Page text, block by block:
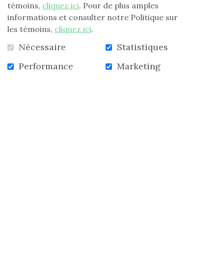
Pierre Lefebvre, président national
témoins, cliquez ici. Pour de plus amples
informations et consulter notre Politique sur
les témoins, cliquez ici.
Nécessaire
Statistiques
Performance
Marketing